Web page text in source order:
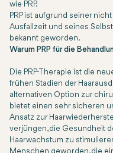
wie PRP.
PRP ist aufgrund seiner
Ausfallzeit und seines
bekannt geworden.
Warum PRP für die
Die PRP-Therapie ist die
frühen Stadien der
alternativen Option zur
bietet einen sehr sicheren
Ansatz zur
verjüngen, die Gesundheit
Haarwachstum zu